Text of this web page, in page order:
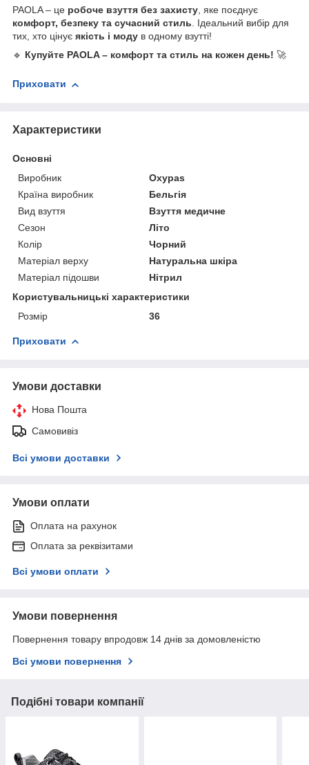
PAOLA – це робоче взуття без захисту, яке поєднує
комфорт, безпеку та сучасний стиль. Ідеальний вибір для
тих, хто цінує якість і моду в одному взутті!
🔹 Купуйте PAOLA – комфорт та стиль на кожен день! 🚀
Приховати
Характеристики
Основні
Виробник
Oxypas
Країна виробник
Бельгія
Вид взуття
Взуття медичне
Сезон
Літо
Колір
Чорний
Матеріал верху
Натуральна шкіра
Матеріал підошви
Нітрил
Користувальницькі характеристики
Розмір
36
Приховати
Умови доставки
Нова Пошта
Самовивіз
Всі умови доставки
Умови оплати
Оплата на рахунок
Оплата за реквізитами
Всі умови оплати
Умови повернення
Повернення товару впродовж 14 днів за домовленістю
Всі умови повернення
Подібні товари компанії